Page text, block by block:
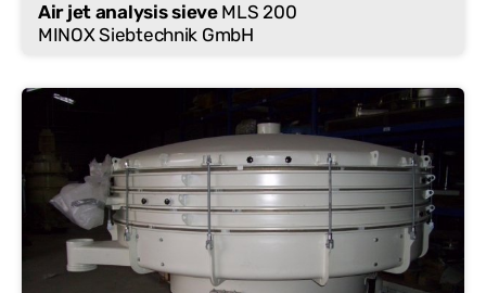
Air jet analysis sieveMLS 200
MINOX Siebtechnik GmbH